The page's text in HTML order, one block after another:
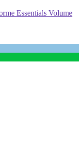
Essentials Volume